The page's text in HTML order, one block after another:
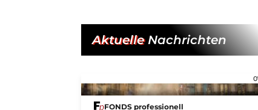
AktuelleNachrichten
FONDS professionell